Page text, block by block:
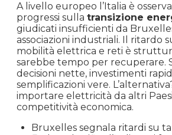
A livello europeo l’Italia è
progressi sulla transizione
giudicati insufficienti da
associazioni industriali. Il ritardo
mobilità elettrica e reti è
sarebbe tempo per recuperare.
decisioni nette, investimenti
semplificazioni vere.
importare elettricità da altri
competitività economica.
Bruxelles segnala ritardi su